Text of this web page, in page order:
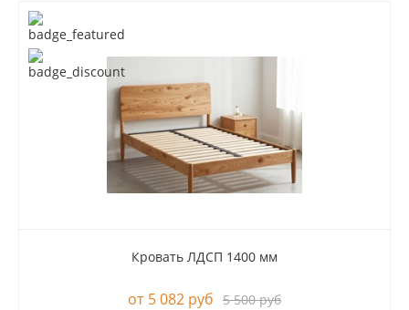
Кровать ЛДСП 1400 мм
5 082 руб 5 500 руб